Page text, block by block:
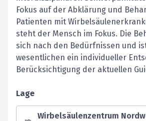
Fokus auf der Abklärung und
Patienten mit
steht der Mensch im Fokus. Die
sich nach den Bedürfnissen und
wesentlichen ein individueller
Berücksichtigung der aktuellen
Lage
Wirbelsäulenzentrum